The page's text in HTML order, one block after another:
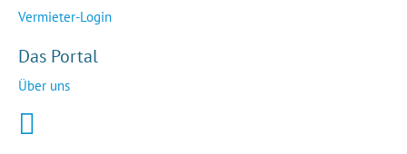
Vermieter-Login
Das Portal
Über uns